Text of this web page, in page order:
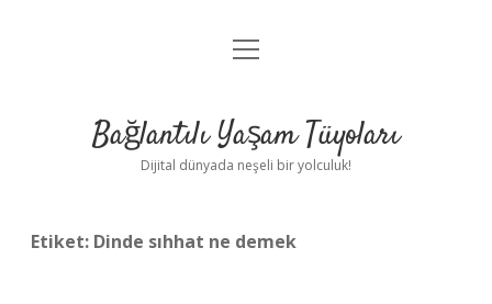
Anasayfa
Yasal Uyarı
menüyü
Bağlantılı Yaşam Tüyoları
Dijital dünyada neşeli bir yolculuk!
Etiket: Dinde sıhhat ne demek